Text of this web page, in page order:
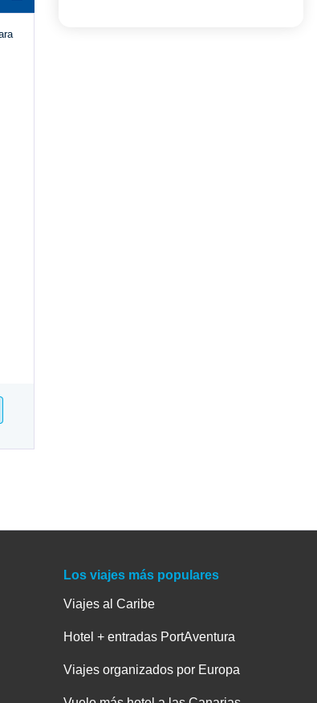
Los viajes más populares
Viajes al Caribe
Hotel + entradas PortAventura
Viajes organizados por Europa